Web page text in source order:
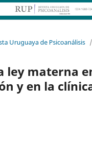
Uruguaya de Psicoanálisis /
ley materna
y en la